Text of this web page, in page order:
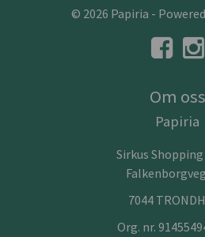
© 2026 Papiria -
Om oss
Papiria
Sirkus Shopping
7044
Org. nr.